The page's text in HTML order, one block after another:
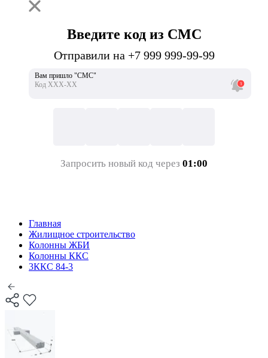
Введите код из СМС
Отправили на +7 999 999-99-99
Вам пришло "СМС"
Код ХХХ-ХХ
Запросить новый код через 01:00
Главная
Жилищное строительство
Колонны ЖБИ
Колонны ККС
3ККС 84-3